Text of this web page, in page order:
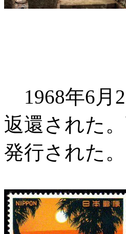
1968年6月
返還された
発行された。